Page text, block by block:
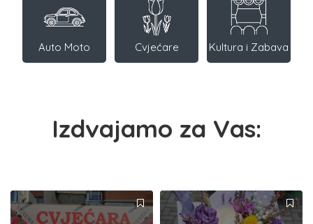
Auto Moto Cvjećare Kultura i Zabava
Izdvajamo za Vas: